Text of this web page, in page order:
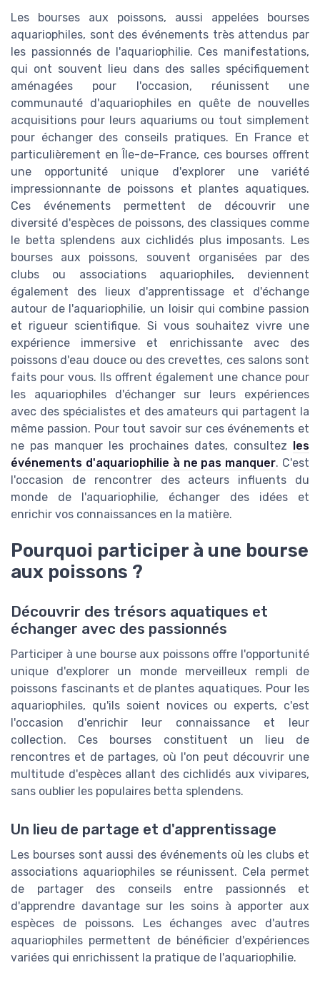
Les bourses aux poissons, aussi appelées bourses
aquariophiles, sont des événements très attendus par
les passionnés de l'aquariophilie. Ces manifestations,
qui ont souvent lieu dans des salles spécifiquement
aménagées pour l'occasion, réunissent une
communauté d'aquariophiles en quête de nouvelles
acquisitions pour leurs aquariums ou tout simplement
pour échanger des conseils pratiques. En France et
particulièrement en Île-de-France, ces bourses offrent
une opportunité unique d'explorer une variété
impressionnante de poissons et plantes aquatiques.
Ces événements permettent de découvrir une
diversité d'espèces de poissons, des classiques comme
le betta splendens aux cichlidés plus imposants. Les
bourses aux poissons, souvent organisées par des
clubs ou associations aquariophiles, deviennent
également des lieux d'apprentissage et d'échange
autour de l'aquariophilie, un loisir qui combine passion
et rigueur scientifique. Si vous souhaitez vivre une
expérience immersive et enrichissante avec des
poissons d'eau douce ou des crevettes, ces salons sont
faits pour vous. Ils offrent également une chance pour
les aquariophiles d'échanger sur leurs expériences
avec des spécialistes et des amateurs qui partagent la
même passion. Pour tout savoir sur ces événements et
ne pas manquer les prochaines dates, consultez
les
événements d'aquariophilie à ne pas manquer. C'est
l'occasion de rencontrer des acteurs influents du
monde de l'aquariophilie, échanger des idées et
enrichir vos connaissances en la matière.
Pourquoi participer à une bourse
aux poissons ?
Découvrir des trésors aquatiques et
échanger avec des passionnés
Participer à une bourse aux poissons offre l'opportunité
unique d'explorer un monde merveilleux rempli de
poissons fascinants et de plantes aquatiques. Pour les
aquariophiles, qu'ils soient novices ou experts, c'est
l'occasion d'enrichir leur connaissance et leur
collection. Ces bourses constituent un lieu de
rencontres et de partages, où l'on peut découvrir une
multitude d'espèces allant des cichlidés aux vivipares,
sans oublier les populaires betta splendens.
Un lieu de partage et d'apprentissage
Les bourses sont aussi des événements où les clubs et
associations aquariophiles se réunissent. Cela permet
de partager des conseils entre passionnés et
d'apprendre davantage sur les soins à apporter aux
espèces de poissons. Les échanges avec d'autres
aquariophiles permettent de bénéficier d'expériences
variées qui enrichissent la pratique de l'aquariophilie.